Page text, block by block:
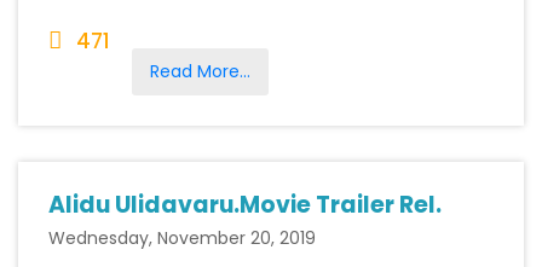
471
Read More...
Alidu Ulidavaru.Movie Trailer Rel.
Wednesday, November 20, 2019